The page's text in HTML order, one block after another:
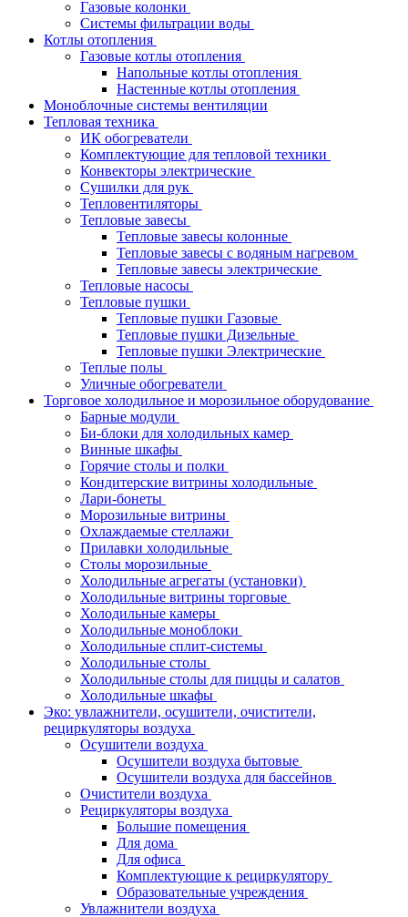
Газовые колонки
Системы фильтрации воды
Котлы отопления
Газовые котлы отопления
Напольные котлы отопления
Настенные котлы отопления
Моноблочные системы вентиляции
Тепловая техника
ИК обогреватели
Комплектующие для тепловой техники
Конвекторы электрические
Сушилки для рук
Тепловентиляторы
Тепловые завесы
Тепловые завесы колонные
Тепловые завесы с водяным нагревом
Тепловые завесы электрические
Тепловые насосы
Тепловые пушки
Тепловые пушки Газовые
Тепловые пушки Дизельные
Тепловые пушки Электрические
Теплые полы
Уличные обогреватели
Торговое холодильное и морозильное оборудование
Барные модули
Би-блоки для холодильных камер
Винные шкафы
Горячие столы и полки
Кондитерские витрины холодильные
Лари-бонеты
Морозильные витрины
Охлаждаемые стеллажи
Прилавки холодильные
Столы морозильные
Холодильные агрегаты (установки)
Холодильные витрины торговые
Холодильные камеры
Холодильные моноблоки
Холодильные сплит-системы
Холодильные столы
Холодильные столы для пиццы и салатов
Холодильные шкафы
Эко: увлажнители, осушители, очистители,
рециркуляторы воздуха
Осушители воздуха
Осушители воздуха бытовые
Осушители воздуха для бассейнов
Очистители воздуха
Рециркуляторы воздуха
Большие помещения
Для дома
Для офиса
Комплектующие к рециркулятору
Образовательные учреждения
Увлажнители воздуха